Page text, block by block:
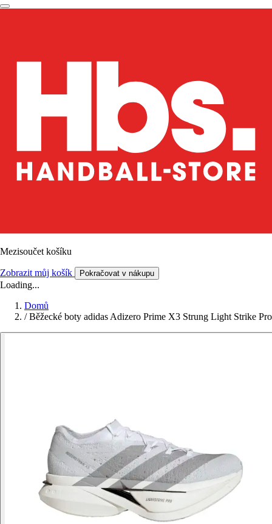
Mezisoučet košíku
Zobrazit můj košík Pokračovat v nákupu
Loading...
Domů
/ Běžecké boty adidas Adizero Prime X3 Strung Light Strike Pro